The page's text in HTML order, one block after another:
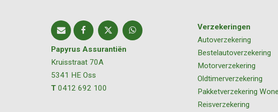
Papyrus Assurantiën
Kruisstraat 70A
5341 HE Oss
T 0412 692 100
Verzekeringen
Autoverzekering
Bestelautoverzekering
Motorverzekering
Oldtimerverzekering
Pakketverzekering
Reisverzekering